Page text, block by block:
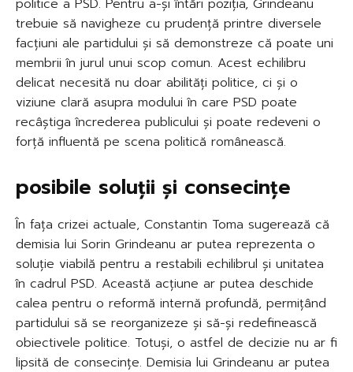
trebuie să navigheze cu prudență printre diversele
facțiuni ale partidului și să demonstreze că poate uni
membrii în jurul unui scop comun. Acest echilibru
delicat necesită nu doar abilități politice, ci și o
viziune clară asupra modului în care PSD poate
recâștiga încrederea publicului și poate redeveni o
forță influentă pe scena politică românească.
posibile soluții și consecințe
În fața crizei actuale, Constantin Toma sugerează că
demisia lui Sorin Grindeanu ar putea reprezenta o
soluție viabilă pentru a restabili echilibrul și unitatea
în cadrul PSD. Această acțiune ar putea deschide
calea pentru o reformă internă profundă, permițând
partidului să se reorganizeze și să-și redefinească
obiectivele politice. Totuși, o astfel de decizie nu ar fi
lipsită de consecințe. Demisia lui Grindeanu ar putea